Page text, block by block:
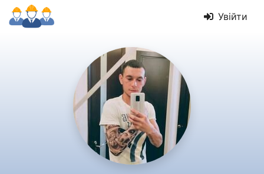
Увійти